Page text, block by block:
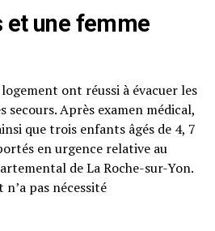
et une femme
ont réussi à évacuer les
secours. Après examen médical,
que trois enfants âgés de 4, 7
en urgence relative au
de La Roche-sur-Yon.
pas nécessité